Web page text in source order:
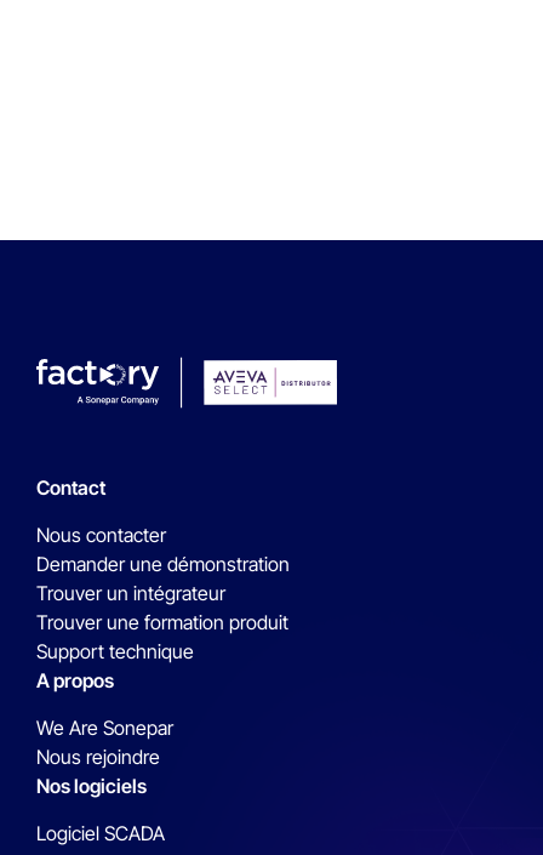
Contact
Nous contacter
Demander une démonstration
Trouver un intégrateur
Trouver une formation produit
Support technique
A propos
We Are Sonepar
Nous rejoindre
Nos logiciels
Logiciel SCADA